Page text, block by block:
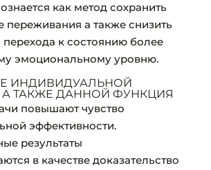
как метод сохранить
а также снизить
перехода к состоянию более
эмоциональному уровню.
ИНДИВИДУАЛЬНОЙ
ТАКЖЕ ДАННОЙ ФУНКЦИЯ
повышают чувство
эффективности.
результаты
в качестве доказательство